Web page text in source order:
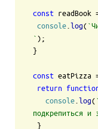
const readBook
console log(
` );
}
const eatPizza
return
console log(
подкрепиться и